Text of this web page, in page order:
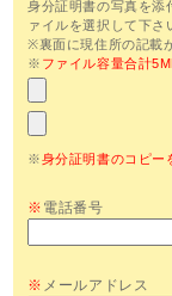
身分証明書の写真を添
ァイルを選択して下さ
※裏面に現住所の記載
※ ファイル容量合計
※身分証明書のコピー
※ 電話番号
※ メールアドレス